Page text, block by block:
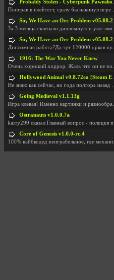
Probably Stolen - Cyberpunk Pawnshop Simulator v048c [Playtest]
Поиграв в плейтест, сразу бы накинул игре наивысши
Sir, We Have an Orc Problem v05.08.2026
За 3 месяца склепали дипломную и уже лям двести ба
Sir, We Have an Orc Problem v05.08.2026
Дипломная работа?Да тут 120000 орков путь выбирают
1916: The War You Never Knew
Очень хороший хоррор. Жаль что он не получил должн
Hollywood Animal v0.8.72ea [Steam Early Access]
Не знаю как сейчас, но года полтора назад игра был
Going Medieval v1.1.13g
Игра клевая! Именно картинки и разнообразия в стро
Ostranauts v1.0.0.7a
karry299 сказал:Главный вопрос - полиция по-прежне
Core of Genesis v1.0.0-rc.4
100% вайбкодед неиграбельное, где механики знает т